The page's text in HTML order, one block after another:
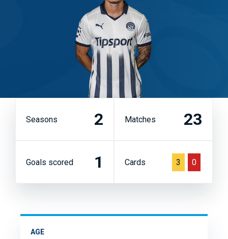
Seasons 2 Matches 23
Goals scored 1 Cards 3 0
AGE